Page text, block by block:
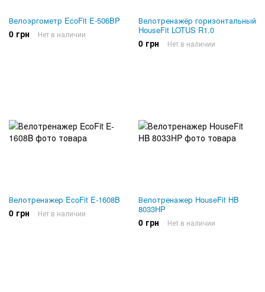
Велоэргометр EcoFit E-506BP
0 грн Нет в наличии
Велотренажёр горизонтальный
HouseFit LOTUS R1.0
0 грн Нет в наличии
Велотренажер EcoFit E-1608B
0 грн Нет в наличии
Велотренажер HouseFit HB
8033HP
0 грн Нет в наличии